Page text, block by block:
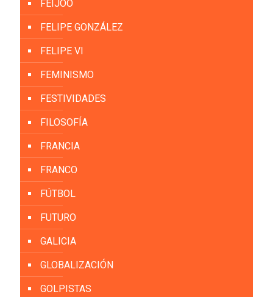
FEIJOO
FELIPE GONZÁLEZ
FELIPE VI
FEMINISMO
FESTIVIDADES
FILOSOFÍA
FRANCIA
FRANCO
FÚTBOL
FUTURO
GALICIA
GLOBALIZACIÓN
GOLPISTAS